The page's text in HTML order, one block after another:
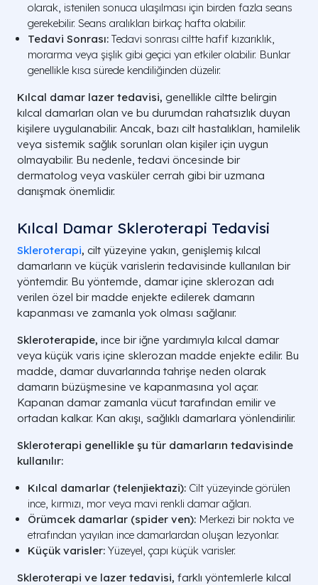
olarak, istenilen sonuca ulaşılması için birden fazla seans
gerekebilir. Seans aralıkları birkaç hafta olabilir.
Tedavi Sonrası: Tedavi sonrası ciltte hafif kızarıklık,
morarma veya şişlik gibi geçici yan etkiler olabilir. Bunlar
genellikle kısa sürede kendiliğinden düzelir.
Kılcal damar lazer tedavisi, genellikle ciltte belirgin
kılcal damarları olan ve bu durumdan rahatsızlık duyan
kişilere uygulanabilir. Ancak, bazı cilt hastalıkları, hamilelik
veya sistemik sağlık sorunları olan kişiler için uygun
olmayabilir. Bu nedenle, tedavi öncesinde bir
dermatolog veya vasküler cerrah gibi bir uzmana
danışmak önemlidir.
Kılcal Damar Skleroterapi Tedavisi
Skleroterapi, cilt yüzeyine yakın, genişlemiş kılcal
damarların ve küçük varislerin tedavisinde kullanılan bir
yöntemdir. Bu yöntemde, damar içine sklerozan adı
verilen özel bir madde enjekte edilerek damarın
kapanması ve zamanla yok olması sağlanır.
Skleroterapide, ince bir iğne yardımıyla kılcal damar
veya küçük varis içine sklerozan madde enjekte edilir. Bu
madde, damar duvarlarında tahrişe neden olarak
damarın büzüşmesine ve kapanmasına yol açar.
Kapanan damar zamanla vücut tarafından emilir ve
ortadan kalkar. Kan akışı, sağlıklı damarlara yönlendirilir.
Skleroterapi genellikle şu tür damarların tedavisinde
kullanılır:
Kılcal damarlar (telenjiektazi): Cilt yüzeyinde görülen
ince, kırmızı, mor veya mavi renkli damar ağları.
Örümcek damarlar (spider ven): Merkezi bir nokta ve
etrafından yayılan ince damarlardan oluşan lezyonlar.
Küçük varisler: Yüzeyel, çapı küçük varisler.
Skleroterapi ve lazer tedavisi, farklı yöntemlerle kılcal